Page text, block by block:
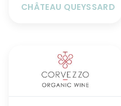
CHÂTEAU QUEYSSARD